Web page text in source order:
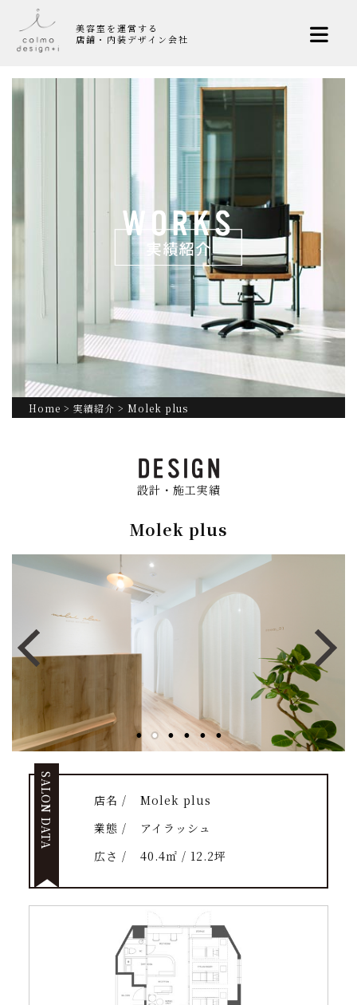
美容室を運営する
店舗・内装デザイン会社
Home > 実績紹介 > Molek plus
設計・施工実績
Molek plus
SALON DATA 店名 /
Molek plus
業態 /
アイラッシュ
広さ /
40.4㎡ / 12.2坪